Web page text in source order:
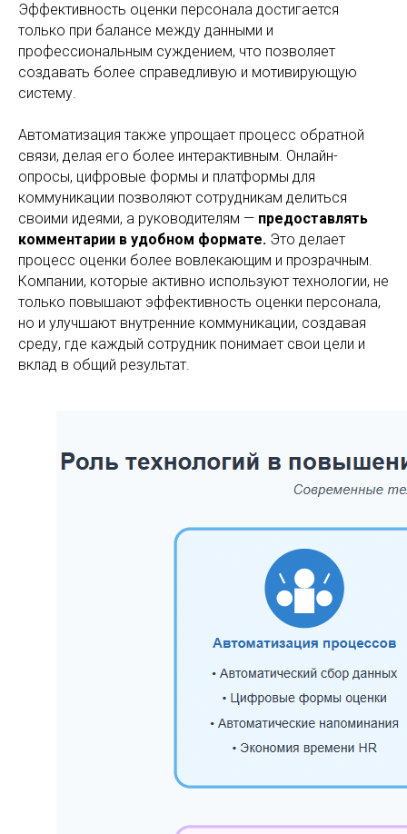
Эффективность оценки персонала достигается
только при балансе между данными и
профессиональным суждением, что позволяет
создавать более справедливую и мотивирующую
систему.
Автоматизация также упрощает процесс обратной
связи, делая его более интерактивным. Онлайн-
опросы, цифровые формы и платформы для
коммуникации позволяют сотрудникам делиться
своими идеями, а руководителям — предоставлять
комментарии в удобном формате. Это делает
процесс оценки более вовлекающим и прозрачным.
Компании, которые активно используют технологии, не
только повышают эффективность оценки персонала,
но и улучшают внутренние коммуникации, создавая
среду, где каждый сотрудник понимает свои цели и
вклад в общий результат.